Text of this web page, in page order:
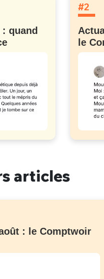
quand
#2
le
articles
: le Comptwoir